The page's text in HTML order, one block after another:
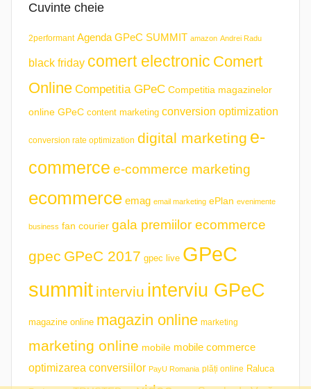
Cuvinte cheie
2performant Agenda GPeC SUMMIT amazon Andrei Radu
black friday comert electronic Comert
Online Competitia GPeC Competitia magazinelor
online GPeC content marketing conversion optimization
conversion rate optimization digital marketing e-
commerce e-commerce marketing
ecommerce emag email marketing ePlan evenimente
business fan courier gala premiilor ecommerce
gpec GPeC 2017 gpec live GPeC
summit interviu interviu GPeC
magazine online magazin online marketing
marketing online mobile mobile commerce
optimizarea conversiilor PayU Romania plăți online Raluca